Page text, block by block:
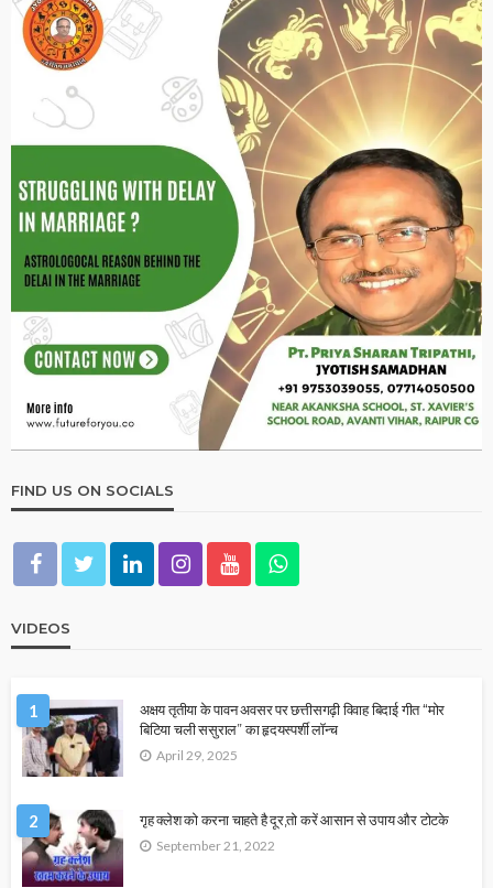
FIND US ON SOCIALS
VIDEOS
1
अक्षय तृतीया के पावन अवसर पर छत्तीसगढ़ी विवाह बिदाई गीत “मोर
बिटिया चली ससुराल” का हृदयस्पर्शी लॉन्च
April 29, 2025
2 गृह क्लेश को करना चाहते है दूर,तो करें आसान से उपाय और टोटके
September 21, 2022